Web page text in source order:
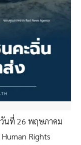
วันที่ 26 พฤษภาคม
Rights